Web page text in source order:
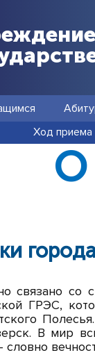
Ход приема
О
связано со
ГРЭС,
В мир